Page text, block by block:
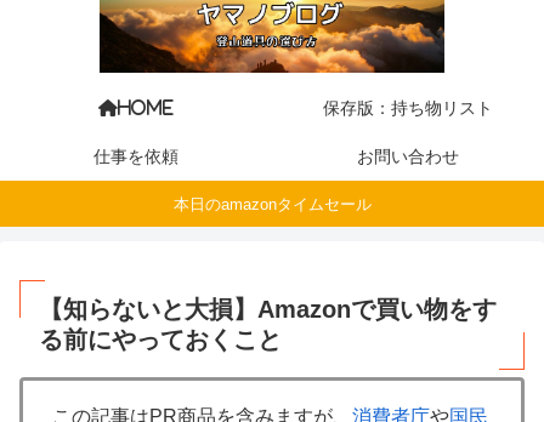
HOME 保存版：持ち物リスト
仕事を依頼 お問い合わせ
本日のamazonタイムセール
【知らないと大損】Amazonで買い物をす
る前にやっておくこと
この記事はPR商品を含みますが、 消費者庁や国民